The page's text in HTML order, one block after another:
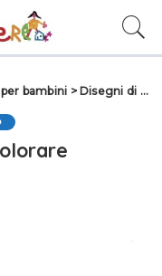
bambini > Disegni di Circo